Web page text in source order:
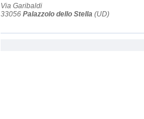
Via Garibaldi
33056 Palazzolo dello Stella (UD)